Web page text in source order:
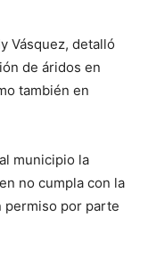
Vásquez, detalló
de áridos en
también en
municipio la
no cumpla con la
permiso por parte